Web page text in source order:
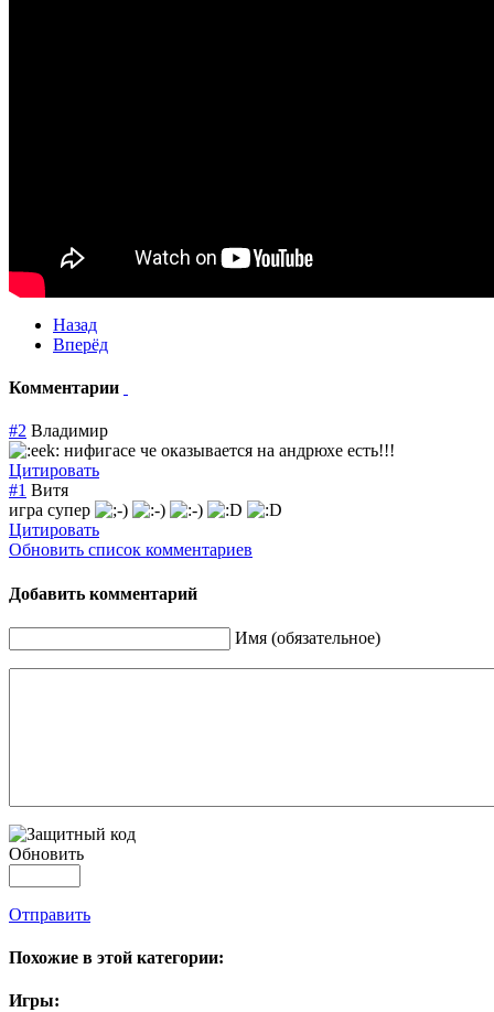
Назад
Вперёд
Комментарии
#2 Владимир
нифигасе че оказывается на андрюхе есть!!!
Цитировать
#1 Витя
игра супер
Цитировать
Обновить список комментариев
Добавить комментарий
Имя (обязательное)
Обновить
Отправить
Похожие в этой категории:
Игры: